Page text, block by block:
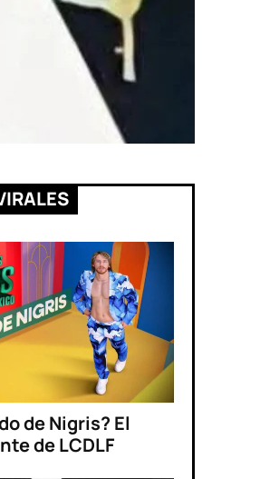
de Nigris? El
de LCDLF